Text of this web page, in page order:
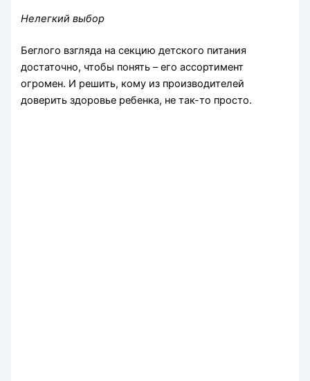
Нелегкий выбор
Беглого взгляда на секцию детского питания
достаточно, чтобы понять – его ассортимент
огромен. И решить, кому из производителей
доверить здоровье ребенка, не так-то просто.